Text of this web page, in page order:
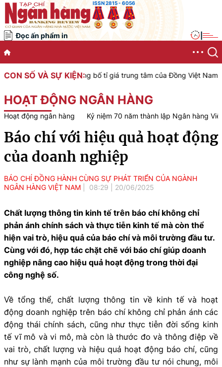
ISSN 2815 - 6056
Đọc ấn phẩm in
CON SỐ VÀ SỰ KIỆN:
công bố tỉ giá trung tâm của Đồng Việt Nam với Đô la Mỹ, áp
HOẠT ĐỘNG NGÂN HÀNG
Hoạt động ngân hàng Kỷ niệm 70 năm thành lập Ngân hàng
Báo chí với hiệu quả hoạt động
của doanh nghiệp
BÁO CHÍ ĐỒNG HÀNH CÙNG SỰ PHÁT TRIỂN CỦA NGÀNH
NGÂN HÀNG VIỆT NAM
08:29 20/06/2025
Chất lượng thông tin kinh tế trên báo chí không chỉ
phản ánh chính sách và thực tiễn kinh tế mà còn thể
hiện vai trò, hiệu quả của báo chí và môi trường đầu tư.
Cùng với đó, hợp tác chặt chẽ với báo chí giúp doanh
nghiệp nâng cao hiệu quả hoạt động trong thời đại
công nghệ số.
Về tổng thể, chất lượng thông tin về kinh tế và hoạt
động doanh nghiệp trên báo chí không chỉ phản ánh các
động thái chính sách, cũng như thực tiễn đời sống kinh
tế vĩ mô và vi mô, mà còn là thước đo và thông điệp về
vai trò, chất lượng và hiệu quả hoạt động báo chí, cũng
như sự lành mạnh của môi trường đầu tư nói chung, môi